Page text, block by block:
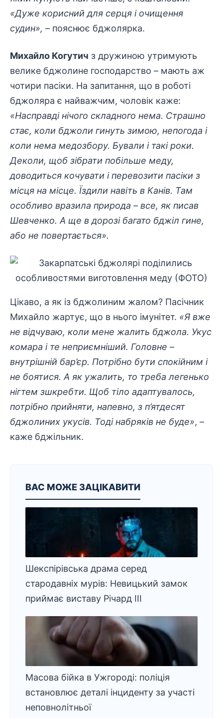
«Дуже корисний для серця і очищення
судин», – пояснює бджолярка.
Михайло Когутич з дружиною утримують
велике бджолине господарство – мають аж
чотири пасіки. На запитання, що в роботі
бджоляра є найважчим, чоловік каже:
«Насправді нічого складного нема. Страшно
стає, коли бджоли гинуть зимою, непогода і
коли нема медозбору. Бували і такі роки.
Деколи, щоб зібрати побільше меду,
доводиться кочувати і перевозити пасіки з
місця на місце. Їздили навіть в Канів. Там
особливо вразила природа – все, як писав
Шевченко. А ще в дорозі багато бджіл гине,
або не повертається».
Цікаво, а як із бджолиним жалом? Пасічник
Михайло жартує, що в нього імунітет. «Я вже
не відчуваю, коли мене жалить бджола. Укус
комара і те неприємніший. Головне –
внутрішній бар’єр. Потрібно бути спокійним і
не боятися. А як ужалить, то треба легенько
нігтем зшкребти. Щоб тіло адаптувалось,
потрібно прийняти, напевно, з п’ятдесят
бджолиних укусів. Тоді набряків не буде», –
каже бджільник.
ВАС МОЖЕ ЗАЦІКАВИТИ
Шекспірівська драма серед
стародавніх мурів: Невицький замок
приймає виставу Річард ІІІ
Масова бійка в Ужгороді: поліція
встановлює деталі інциденту за участі
неповнолітньої